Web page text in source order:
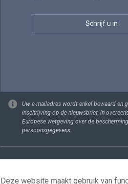
Uw e-mailadres wordt enkel bewaard en
inschrijving op de nieuwsbrief, in
Europese wetgeving over de
persoonsgegevens.
Footer
Deze website maakt gebruik van